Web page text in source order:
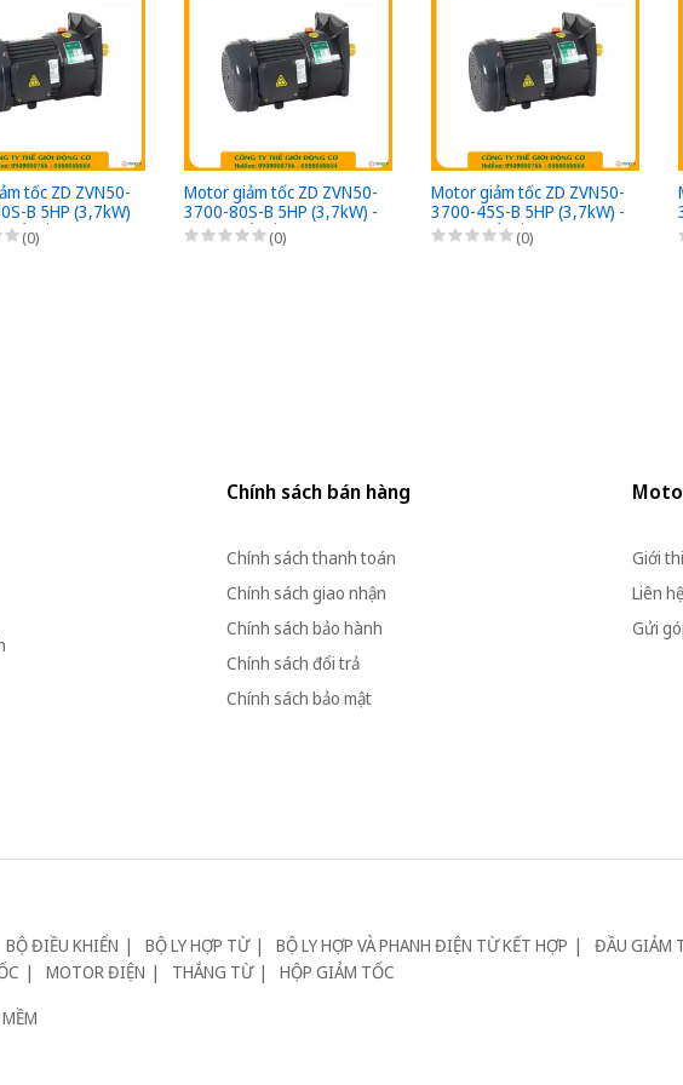
tốc ZD ZVN50-
B 5HP (3,7kW)
lắp Mặt bích
380VAC, Loại
(0)
Motor giảm tốc ZD ZVN50-
3700-80S-B 5HP (3,7kW) -
1/80 - kiểu lắp Mặt bích 3
Pha 220/380VAC, Loại có
(0)
Motor giảm tốc ZD ZVN50-
3700-45S-B 5HP (3,7kW) -
1/45 - kiểu lắp Mặt bích 3
Pha 220/380VAC, Loại có
(0)
Chính sách bán hàng
Chính sách thanh toán
Chính sách giao nhận
Chính sách bảo hành
Chính sách đổi trả
Chính sách bảo mật
Giới
Liên hệ
Gửi
BỘ ĐIỀU KHIỂN BỘ LY HỢP TỪ BỘ LY HỢP VÀ PHANH ĐIỆN TỪ KẾT HỢP ĐẦU GIẢM
MOTOR ĐIỆN THẮNG TỪ
HỘP GIẢM TỐC